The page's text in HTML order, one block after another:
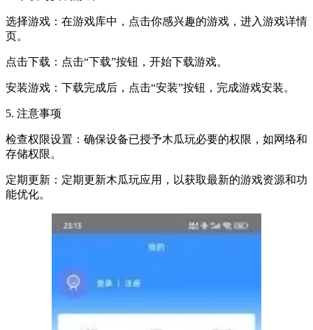
选择游戏：在游戏库中，点击你感兴趣的游戏，进入游戏详情
页。
点击下载：点击“下载”按钮，开始下载游戏。
安装游戏：下载完成后，点击“安装”按钮，完成游戏安装。
5. 注意事项
检查权限设置：确保设备已授予木瓜玩必要的权限，如网络和
存储权限。
定期更新：定期更新木瓜玩应用，以获取最新的游戏资源和功
能优化。